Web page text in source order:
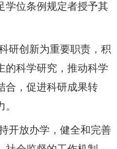
学位条例规定者授予其
研创新为重要职责，积
的科学研究，推动科学
合，促进科研成果转
开放办学，健全和完善